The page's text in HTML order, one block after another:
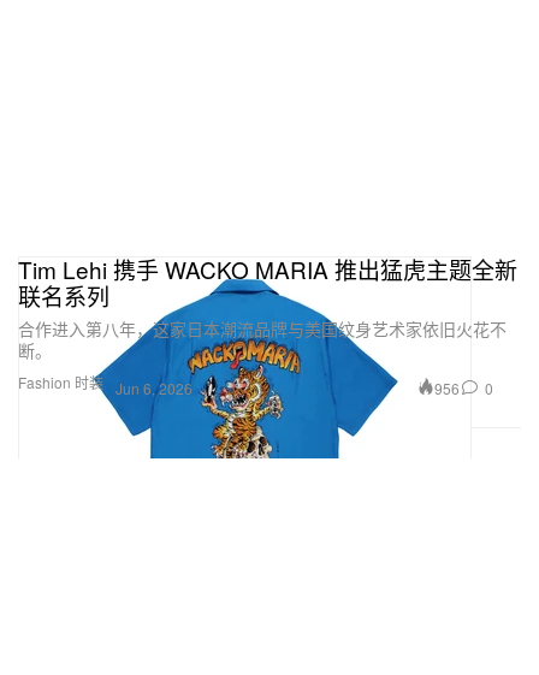
Fashion 时装
Tim Lehi 携手 WACKO MARIA 推出猛虎主题全新
联名系列
合作进入第八年，这家日本潮流品牌与美国纹身艺术家依旧火花不
断。
Jun 6, 2026 956 0